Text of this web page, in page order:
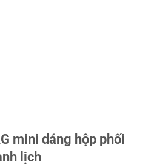
mini dáng hộp phối
lịch